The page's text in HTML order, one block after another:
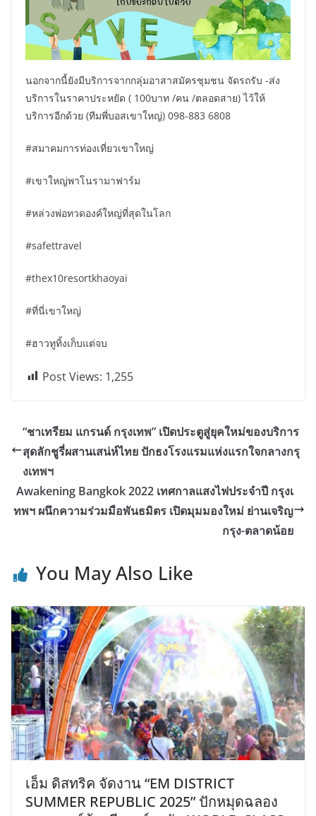
นอกจากนี้ยังมีบริการจากกลุ่มอาสาสมัครชุมชน จัดรถรับ -ส่ง
บริการในราคาประหยัด ( 100บาท /คน /ตลอดสาย) ไว้ให้
บริการอีกด้วย (ทีมพี่บอสเขาใหญ่) 098-883 6808
#สมาคมการท่องเที่ยวเขาใหญ่
#เขาใหญ่พาโนรามาฟาร์ม
#หล่วงพ่อทวดองค์ใหญ่ที่สุดในโลก
#safettravel
#thex10resortkhaoyai
#ที่นี่เขาใหญ่
#ฮาวทูทิ้งเก็บแต่จบ
Post Views: 1,255
“ชาเทรียม แกรนด์ กรุงเทพ” เปิดประตูสู่ยุคใหม่ของบริการ
สุดลักชูรี่ผสานเสน่ห์ไทย ปักธงโรงแรมแห่งแรกใจกลางกรุ
งเทพฯ
Awakening Bangkok 2022 เทศกาลแสงไฟประจำปี กรุงเ
ทพฯ ผนึกความร่วมมือพันธมิตร เปิดมุมมองใหม่ ย่านเจริญ
กรุง-ตลาดน้อย
You May Also Like
เอ็ม ดิสทริค จัดงาน “EM DISTRICT
SUMMER REPUBLIC 2025” ปักหมุดฉลอง